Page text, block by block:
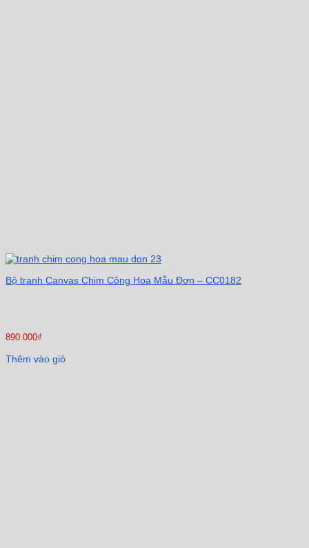
Bộ tranh Canvas Chim Công Hoa Mẫu Đơn – CC0182
890.000₫
Thêm vào giỏ